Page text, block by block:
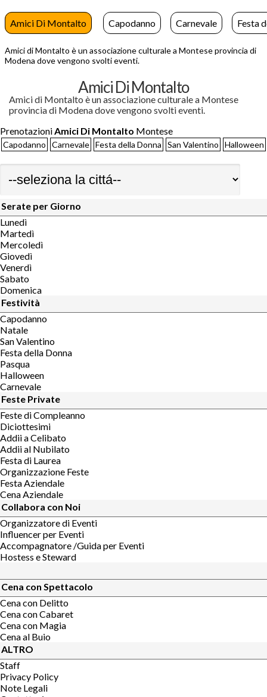
Amici Di Montalto Capodanno Carnevale Festa
Amici di Montalto è un associazione culturale a Montese provincia di
Modena dove vengono svolti eventi.
Amici Di Montalto
Amici di Montalto è un associazione culturale a Montese
provincia di Modena dove vengono svolti eventi.
PrenotazioniAmici Di Montalto Montese
Capodanno Carnevale Festa della Donna San Valentino Halloween
Serate per Giorno
Lunedì
Martedì
Mercoledì
Giovedì
Venerdì
Sabato
Domenica
Festività
Capodanno
Natale
San Valentino
Festa della Donna
Pasqua
Halloween
Carnevale
Feste Private
Feste di Compleanno
Diciottesimi
Addii a Celibato
Addii al Nubilato
Festa di Laurea
Organizzazione Feste
Festa Aziendale
Cena Aziendale
Collabora con Noi
Organizzatore di Eventi
Influencer per Eventi
Accompagnatore /Guida per Eventi
Hostess e Steward
Cena con Spettacolo
Cena con Delitto
Cena con Cabaret
Cena con Magia
Cena al Buio
ALTRO
Staff
Privacy Policy
Note Legali